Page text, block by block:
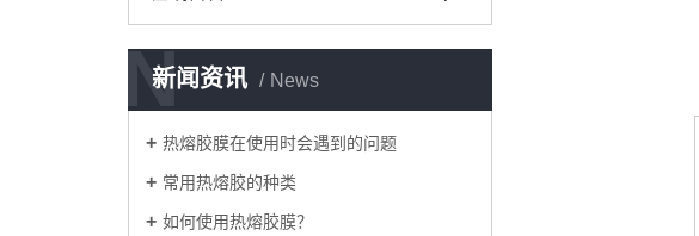
新闻资讯 News
N
热熔胶膜在使用时会遇到的问题
常用热熔胶的种类
如何使用热熔胶膜？